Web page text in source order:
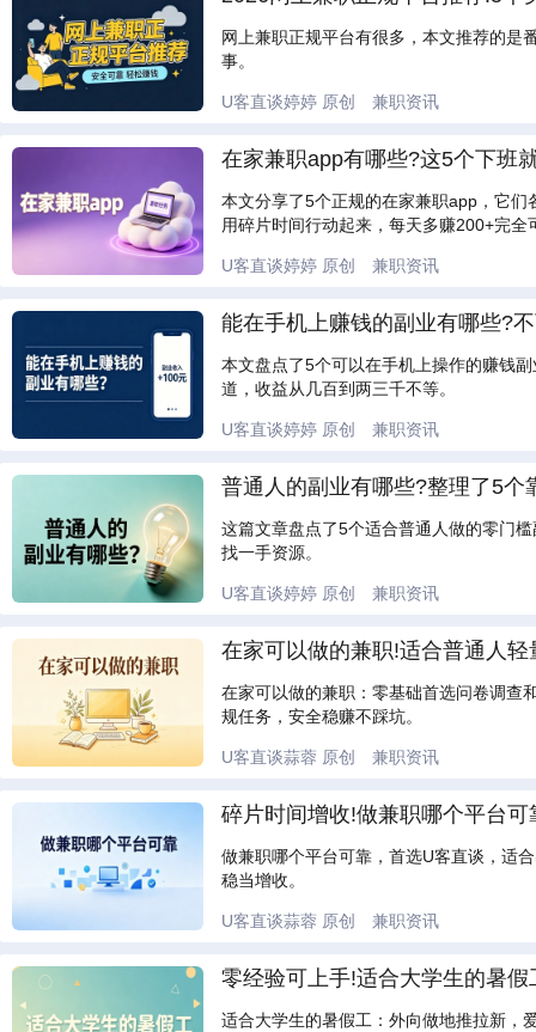
网上兼职正规平台有很多，本文推荐的是
事。
U客直谈婷婷 原创 兼职资讯
在家兼职app有哪些?这5个下班
本文分享了5个正规的在家兼职app，它
用碎片时间行动起来，每天多赚200+完全
U客直谈婷婷 原创 兼职资讯
能在手机上赚钱的副业有哪些?
本文盘点了5个可以在手机上操作的赚钱
道，收益从几百到两三千不等。
U客直谈婷婷 原创 兼职资讯
普通人的副业有哪些?整理了5
这篇文章盘点了5个适合普通人做的零门
找一手资源。
U客直谈婷婷 原创 兼职资讯
在家可以做的兼职!适合普通人
在家可以做的兼职：零基础首选问卷调查
规任务，安全稳赚不踩坑。
U客直谈蒜蓉 原创 兼职资讯
碎片时间增收!做兼职哪个平台
做兼职哪个平台可靠，首选U客直谈，适
稳当增收。
U客直谈蒜蓉 原创 兼职资讯
零经验可上手!适合大学生的暑
适合大学生的暑假工：外向做地推拉新，